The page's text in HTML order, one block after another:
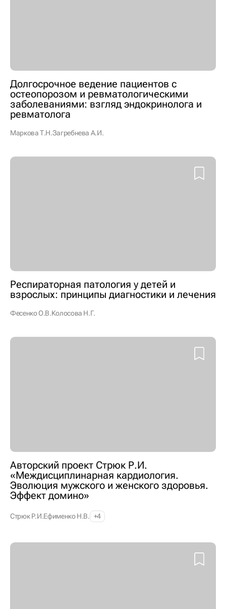
Долгосрочное ведение пациентов с
остеопорозом и ревматологическими
заболеваниями: взгляд эндокринолога и
ревматолога
Маркова Т.Н.Загребнева А.И.
Респираторная патология у детей и
взрослых: принципы диагностики и лечения
Фесенко О.В.Колосова Н.Г.
Авторский проект Стрюк Р.И.
«Междисциплинарная кардиология.
Эволюция мужского и женского здоровья.
Эффект домино»
Стрюк Р.И.Ефименко Н.В. +4